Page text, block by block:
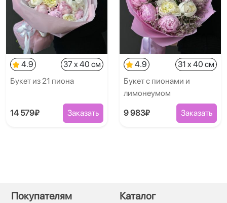
4.9
37 x 40 см
Букет из 21 пиона
14 579₽ Заказать
4.9
31 x 40 см
Букет с пионами и
лимонеумом
9 983₽ Заказать
Покупателям Каталог